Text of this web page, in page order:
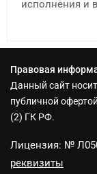
исполнения и
Правовая
Данный сайт
публичной
(2) ГК РФ.
Лицензия: №
реквизиты